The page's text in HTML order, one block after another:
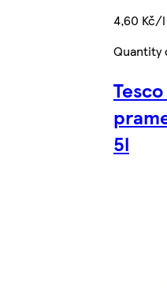
4,60 Kč/l
Quantity
5l